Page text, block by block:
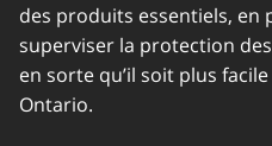
des produits essentiels, en
superviser la protection
en sorte qu’il soit plus
Ontario.